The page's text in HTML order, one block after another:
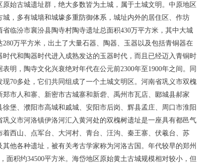
始古城遗址群，绝大多数皆为土城，属于土城文明。中原地区
，多有城墙和城壕多重防御体系，城址内外的居住区、作坊
临汾市襄汾县陶寺村陶寺遗址总面积430万平方米，其中大城
280万平方米，出土了大量石器、陶器、玉器以及包括青铜器在
代和陶器时代进入成熟发达的玉器时代，而且已经迈入青铜时
明，陶寺文化兴衰绝对年代在公元前2300年至1900年之间。同
70多处，它们共同组成了一个土城文明区。河南省巩义市双槐
市人和寨、新密市古城寨和新砦、禹州市瓦店、郾城县郝家
堡、濮阳市高城和戚城、安阳市后岗、辉县孟庄、周口市淮阳
义市河洛镇伊洛河汇入黄河处的双槐树遗址是一座具有都邑气
西山、点军台、大河村、青台、汪沟、秦王寨、伏羲台、苏
他各种遗址，被有关考古学家称为河洛古国。年代较早的郑州
面积约34500平方米。海岱地区原始黄土古城规模相对较小，但